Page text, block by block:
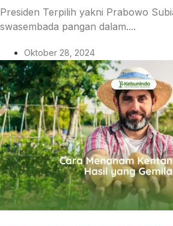
Presiden Terpilih yakni Prabowo
swasembada pangan dalam....
Oktober 28, 2024